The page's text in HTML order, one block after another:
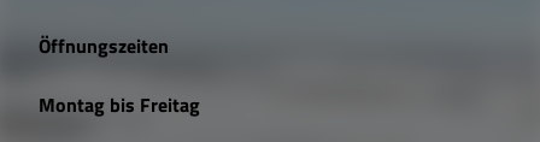
e
L
Öffnungszeiten
Montag bis Freitag